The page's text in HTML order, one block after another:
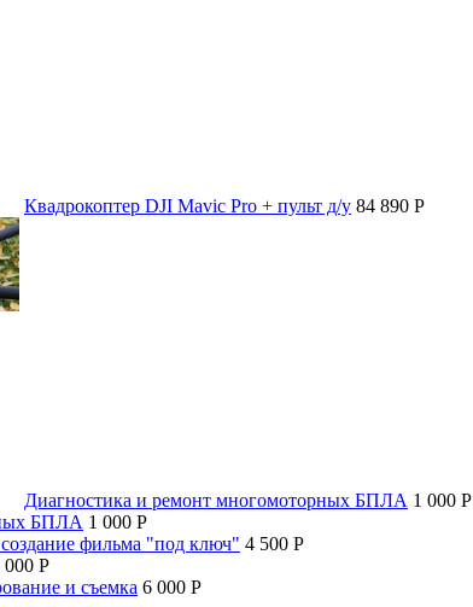
Квадрокоптер DJI Mavic Pro + пульт д/у 84 890 P
Диагностика и ремонт многомоторных БПЛА 1 000 P
БПЛА 1 000 P
фильма "под ключ" 4 500 P
000 P
и съемка 6 000 P